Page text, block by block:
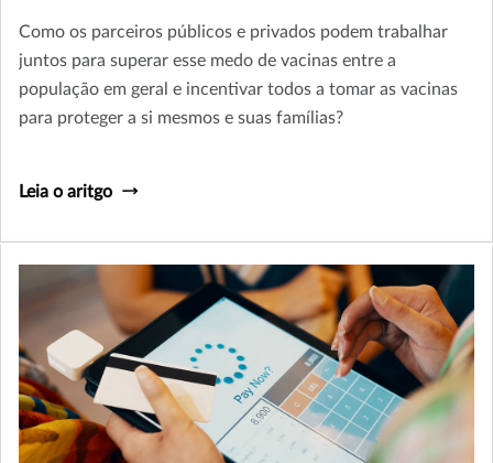
Como os parceiros públicos e privados podem trabalhar
juntos para superar esse medo de vacinas entre a
população em geral e incentivar todos a tomar as vacinas
para proteger a si mesmos e suas famílias?
Leia o aritgo